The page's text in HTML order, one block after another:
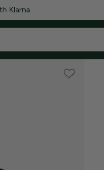
στις αποστολές. Σας